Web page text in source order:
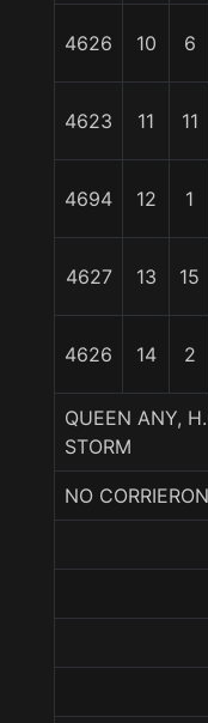
4626 10 6
4623 11 11
4694 12 1
4627 13 15
4626 14 2
QUEEN ANY,
STORM
NO